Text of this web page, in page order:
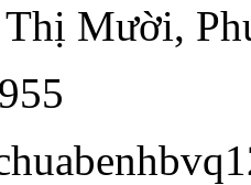
Thị Mười,